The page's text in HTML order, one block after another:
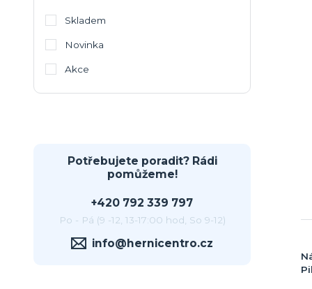
Skladem
Novinka
Akce
Potřebujete poradit? Rádi
pomůžeme!
+420 792 339 797
Po - Pá (9 -12, 13-17:00 hod, So 9-12)
info@hernicentro.cz